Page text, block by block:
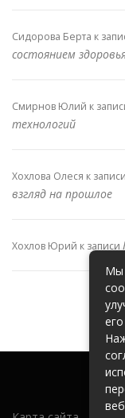
Сидорова Берта к
состоянием
Смирнов Юлий к
технологий
Хохлова Олеся к записи
взгляд на прошлое
Хохлов Юрий к записи
Мы